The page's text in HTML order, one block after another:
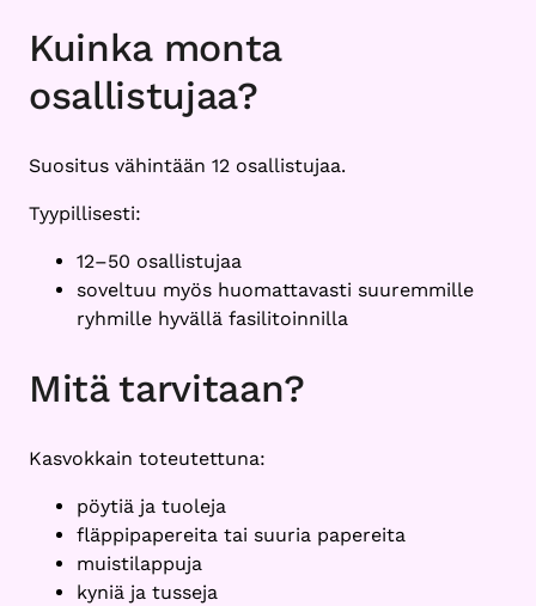
Kuinka monta
osallistujaa?
Suositus vähintään 12 osallistujaa.
Tyypillisesti:
12–50 osallistujaa
soveltuu myös huomattavasti suuremmille
ryhmille hyvällä fasilitoinnilla
Mitä tarvitaan?
Kasvokkain toteutettuna:
pöytiä ja tuoleja
fläppipapereita tai suuria papereita
muistilappuja
kyniä ja tusseja